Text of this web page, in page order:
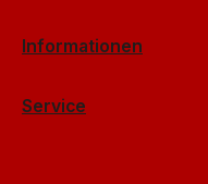
Informationen
Service